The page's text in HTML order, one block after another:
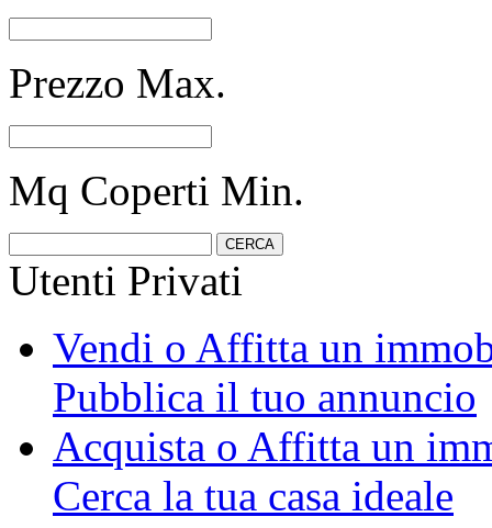
Prezzo Max.
Mq Coperti Min.
Utenti Privati
Vendi o Affitta un
Pubblica il tuo annuncio
Acquista o Affitta un
Cerca la tua casa ideale